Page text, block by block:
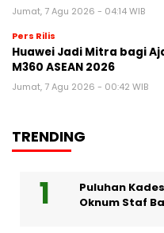
Jumat, 7 Agu 2026 - 04:14 WIB
Pers Rilis
Huawei Jadi Mitra bagi
M360 ASEAN 2026
Jumat, 7 Agu 2026 - 00:42 WIB
TRENDING
Puluhan
Oknum Staf